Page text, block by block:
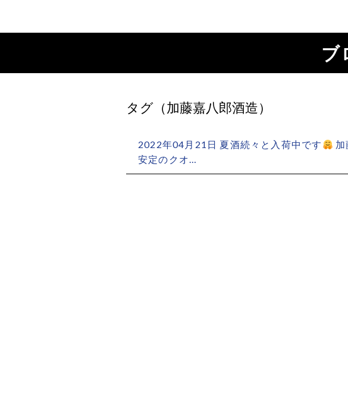
ブ
タグ（加藤嘉八郎酒造）
2022年04月21日 夏酒続々と入荷中です 加
安定のクオ…